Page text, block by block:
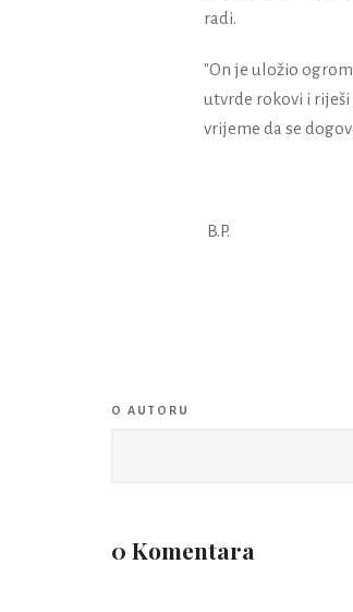
radi.
"On je uložio
utvrde rokovi i
vrijeme da se
B.P.
O AUTORU
0 Komentara